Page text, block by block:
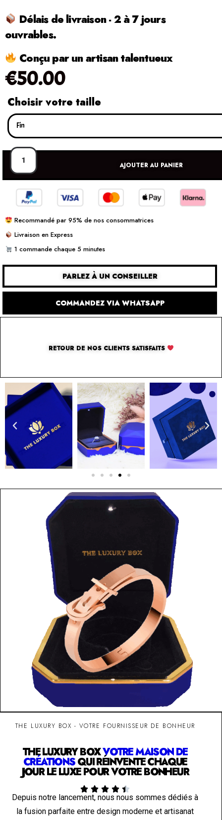
Délais de livraison - 2 à 7 jours
ouvrables.
Conçu par un artisan talentueux
€50.00
Choisir votre taille
AJOUTER AU PANIER
Recommandé par 95% de nos consommatrices
Livraison en Express
1 commande chaque 5 minutes
PARLEZ À UN CONSEILLER
COMMANDEZ VIA WHATSAPP
RETOUR DE NOS CLIENTS SATISFAITS
THE LUXURY BOX - VOTRE FOURNISSEUR DE BONHEUR
THE LUXURY BOXVOTRE MAISON DE
CRÉATIONSQUI RÉINVENTE CHAQUE
JOUR LE LUXE POUR VOTRE BONHEUR
    
Depuis notre lancement, nous nous sommes dédiés à
la fusion parfaite entre design moderne et artisanat